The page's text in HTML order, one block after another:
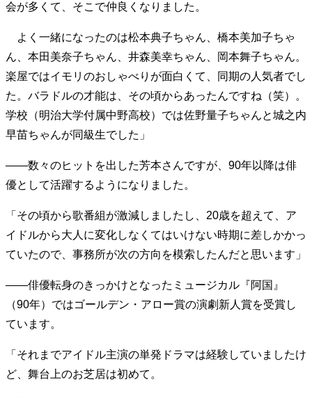
熱狂できるもの
一生モノの愛用品
私を彩るエッセンス
60代のネクストステージ
社会・カルチャー・マネー
会が多くて、そこで仲良くなりました。
よく一緒になったのは松本典子ちゃん、橋本美加子ちゃ
ん、本田美奈子ちゃん、井森美幸ちゃん、岡本舞子ちゃん。
楽屋ではイモリのおしゃべりが面白くて、同期の人気者でし
た。バラドルの才能は、その頃からあったんですね（笑）。
学校（明治大学付属中野高校）では佐野量子ちゃんと城之内
早苗ちゃんが同級生でした」
――数々のヒットを出した芳本さんですが、90年以降は俳
優として活躍するようになりました。
「その頃から歌番組が激減しましたし、20歳を超えて、ア
イドルから大人に変化しなくてはいけない時期に差しかかっ
ていたので、事務所が次の方向を模索したんだと思います」
――俳優転身のきっかけとなったミュージカル『阿国』
（90年）ではゴールデン・アロー賞の演劇新人賞を受賞し
ています。
「それまでアイドル主演の単発ドラマは経験していましたけ
ど、舞台上のお芝居は初めて。